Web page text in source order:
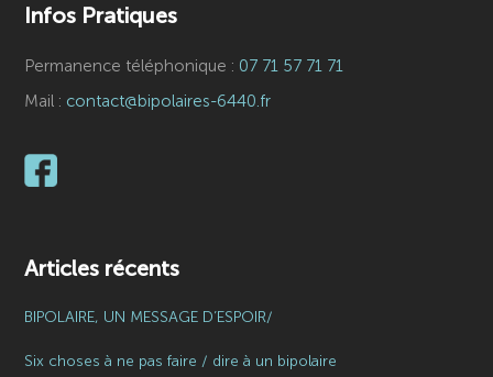
Infos Pratiques
Permanence téléphonique : 07 71 57 71 71
Mail : contact@bipolaires-6440.fr
Articles récents
BIPOLAIRE, UN MESSAGE D’ESPOIR/
Six choses à ne pas faire / dire à un bipolaire